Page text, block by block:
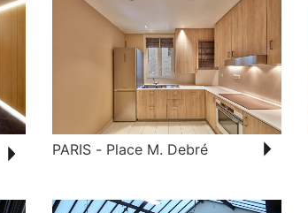
PARIS - Place M. Debré